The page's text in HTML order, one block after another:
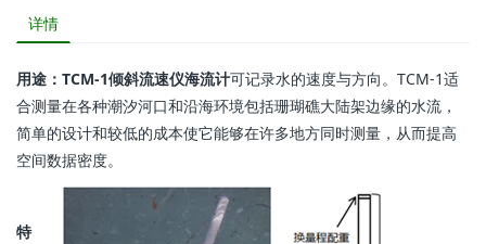
详情
用途：TCM-1倾斜流速仪海流计可记录水的速度与方向。TCM-1适
合测量在各种潮汐河口和沿海环境包括珊瑚礁大陆架边缘的水流，
简单的设计和较低的成本使它能够在许多地方同时测量，从而提高
空间数据密度。
特